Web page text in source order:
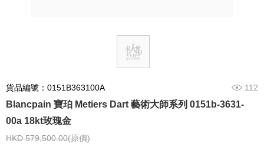
貨品編號：0151B363100A 112
Blancpain 寶珀 Metiers Dart 藝術大師系列 0151b-3631-
00a 18kt玫瑰金
HKD 579,500.00(原價)